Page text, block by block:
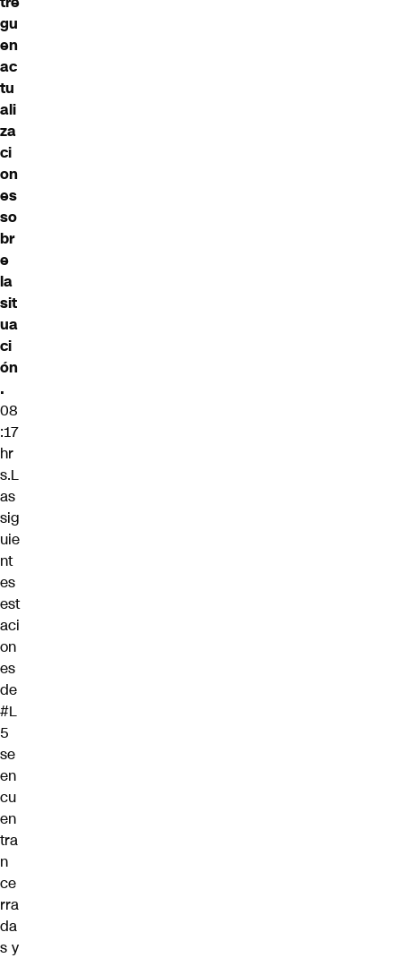
gu
en
ac
tu
ali
za
ci
on
es
so
br
e
la
sit
ua
ci
ón
.
08
:17
hr
s.L
as
sig
uie
nt
es
est
aci
on
es
de
#L
5
se
en
cu
en
tra
n
ce
rra
da
s y